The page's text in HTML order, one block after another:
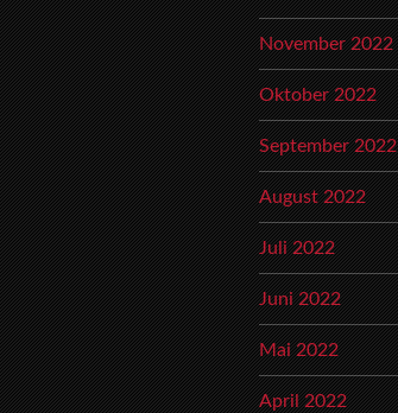
November 2022
Oktober 2022
September 2022
August 2022
Juli 2022
Juni 2022
Mai 2022
April 2022